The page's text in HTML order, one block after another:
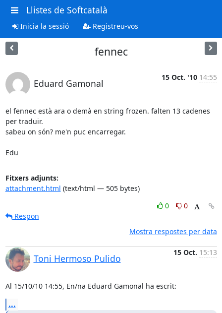
Llistes de Softcatalà
Inicia la sessió Registreu-vos
fennec
Eduard Gamonal
15 Oct. '10 14:55
el fennec està ara o demà en string frozen. falten 13 cadenes
per traduir.
sabeu on són? me'n puc encarregar.
Edu
Fitxers adjunts:
attachment.html (text/html — 505 bytes)
0
0
Respon
Mostra respostes per data
Toni Hermoso Pulido
15 Oct. 15:13
Al 15/10/10 14:55, En/na Eduard Gamonal ha escrit:
...